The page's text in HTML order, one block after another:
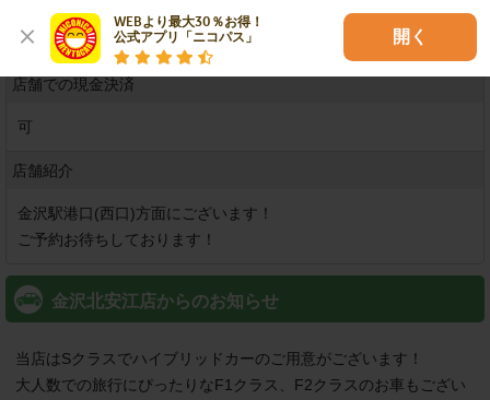
WEBより最大30％お得！
公式アプリ「ニコパス」
開く
上記カードでも事情によりご利用できない場合もございます。
予めご了承ください。
店舗での現金決済
可
店舗紹介
金沢駅港口(西口)方面にございます！
金沢北安江店からのお知らせ
当店はSクラスでハイブリッドカーのご用意がございます！
大人数での旅行にぴったりなF1クラス、F2クラスのお車もござい